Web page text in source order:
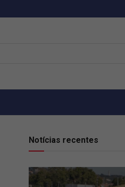
Notícias recentes